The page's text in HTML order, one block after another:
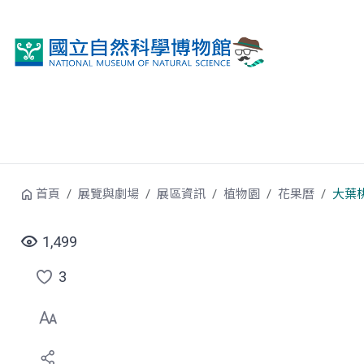
首頁 展覽與劇場 展區資訊 植物園 花果曆 大葉
1,499
點
選
喜
3